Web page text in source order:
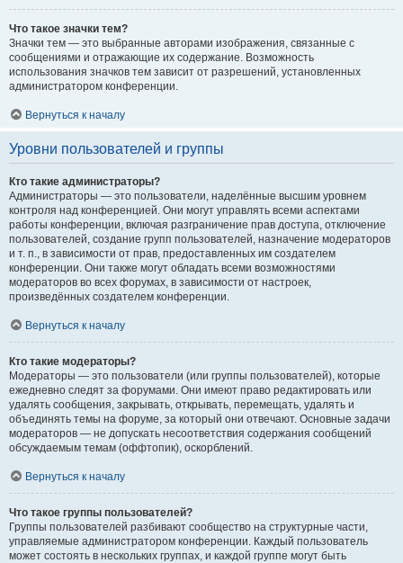
Что такое значки тем?
Значки тем — это выбранные авторами изображения, связанные с
сообщениями и отражающие их содержание. Возможность
использования значков тем зависит от разрешений, установленных
администратором конференции.
Вернуться к началу
Уровни пользователей и группы
Кто такие администраторы?
Администраторы — это пользователи, наделённые высшим уровнем
контроля над конференцией. Они могут управлять всеми аспектами
работы конференции, включая разграничение прав доступа, отключение
пользователей, создание групп пользователей, назначение модераторов
и т. п., в зависимости от прав, предоставленных им создателем
конференции. Они также могут обладать всеми возможностями
модераторов во всех форумах, в зависимости от настроек,
произведённых создателем конференции.
Вернуться к началу
Кто такие модераторы?
Модераторы — это пользователи (или группы пользователей), которые
ежедневно следят за форумами. Они имеют право редактировать или
удалять сообщения, закрывать, открывать, перемещать, удалять и
объединять темы на форуме, за который они отвечают. Основные задачи
модераторов — не допускать несоответствия содержания сообщений
обсуждаемым темам (оффтопик), оскорблений.
Вернуться к началу
Что такое группы пользователей?
Группы пользователей разбивают сообщество на структурные части,
управляемые администратором конференции. Каждый пользователь
может состоять в нескольких группах, и каждой группе могут быть